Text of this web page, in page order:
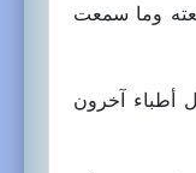
وما سمعت
أطباء آخرون